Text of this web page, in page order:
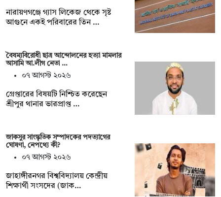
নারায়ণগঞ্জে গ্যাস লিকেজ থেকে সৃষ্ট
আগুনে একই পরিবারের তিন …
বৈষম্যবিরোধী ছাত্র আন্দোলনের হত্যা মামলার
আসামি আ.লীগ নেতা …
০৭ আগস্ট ২০২৬
গ্রেপ্তারের বিষয়টি নিশ্চিত করেছেন
শ্রীপুর থানার ভারপ্রাপ্ত …
জাকসুর সাংস্কৃতিক সম্পাদকের পদত্যাগের
ঘোষণা, নেপথ্যে কী?
০৭ আগস্ট ২০২৬
জাহাঙ্গীরনগর বিশ্ববিদ্যালয় কেন্দ্রীয়
শিক্ষার্থী সংসদের (জাক…